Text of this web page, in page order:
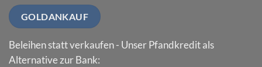
GOLDANKAUF
Beleihen statt verkaufen - Unser Pfandkredit als
Alternative zur Bank: